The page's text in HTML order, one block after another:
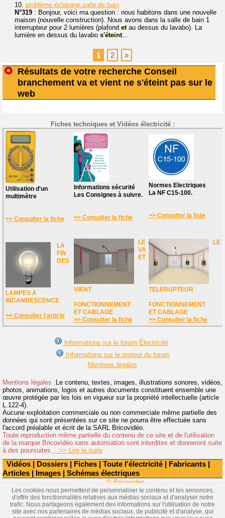
Vidéos | Dossiers | Fiches | Toute l'électricité | Fabricants |
Articles | Images | Schémas électriques
10. problème éclairage salle de bain
N°319 : Bonjour, voici ma question : nous habitons dans une nouvelle
maison (nouvelle construction). Nous avons dans la salle de bain 1
interrupteur pour 2 lumières (plafond et au dessus du lavabo). La
lumière en dessus du lavabo s'éteint
1 2 »
Résultats de votre recherche Conseil
branchement va et vient ne s'éteint pas sur le
web
Fiches techniques et Vidéos électricité :
Utilisation d'un
multimètre
>> Consulter la fiche
Informations sécurité
Les Consignes à suivre.
>> Consulter la fiche
Normes Electriques
La NF C15-100.
>> Consulter la liste
LA
FIN
DES
LAMPES A
INCANDESCENCE
>> Consulter l'article
LE
VA
ET
VIENT
FONCTIONNEMENT
ET CABLAGE
>> Consulter la fiche
LE
TELERUPTEUR
FONCTIONNEMENT
ET CABLAGE
>> Consulter la fiche
Informations sur le forum Électricité
Informations sur le moteur du forum
Mentions légales
Mentions légales :Le contenu, textes, images, illustrations sonores, vidéos,
photos, animations, logos et autres documents constituent ensemble une
œuvre protégée par les lois en vigueur sur la propriété intellectuelle (article
L.122-4).
Aucune exploitation commerciale ou non commerciale même partielle des
données qui sont présentées sur ce site ne pourra être effectuée sans
l'accord préalable et écrit de la SARL Bricovidéo.
Toute reproduction même partielle du contenu de ce site et de l'utilisation
de la marque Bricovidéo sans autorisation sont interdites et donneront suite
à des poursuites.
>> Lire la suite
© Bricovidéo
Les cookies nous permettent de personnaliser le contenu et les annonces,
d'offrir des fonctionnalités relatives aux médias sociaux et d'analyser notre
trafic. Nous partageons également des informations sur l'utilisation de notre
site avec nos partenaires de médias sociaux, de publicité et d'analyse, qui